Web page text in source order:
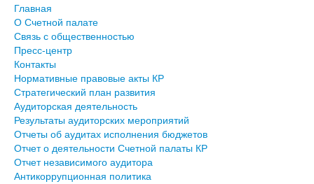
Главная
О Счетной палате
Связь с общественностью
Пресс-центр
Контакты
Нормативные правовые акты КР
Стратегический план развития
Аудиторская деятельность
Результаты аудиторских мероприятий
Отчеты об аудитах исполнения бюджетов
Отчет о деятельности Счетной палаты КР
Отчет независимого аудитора
Антикоррупционная политика